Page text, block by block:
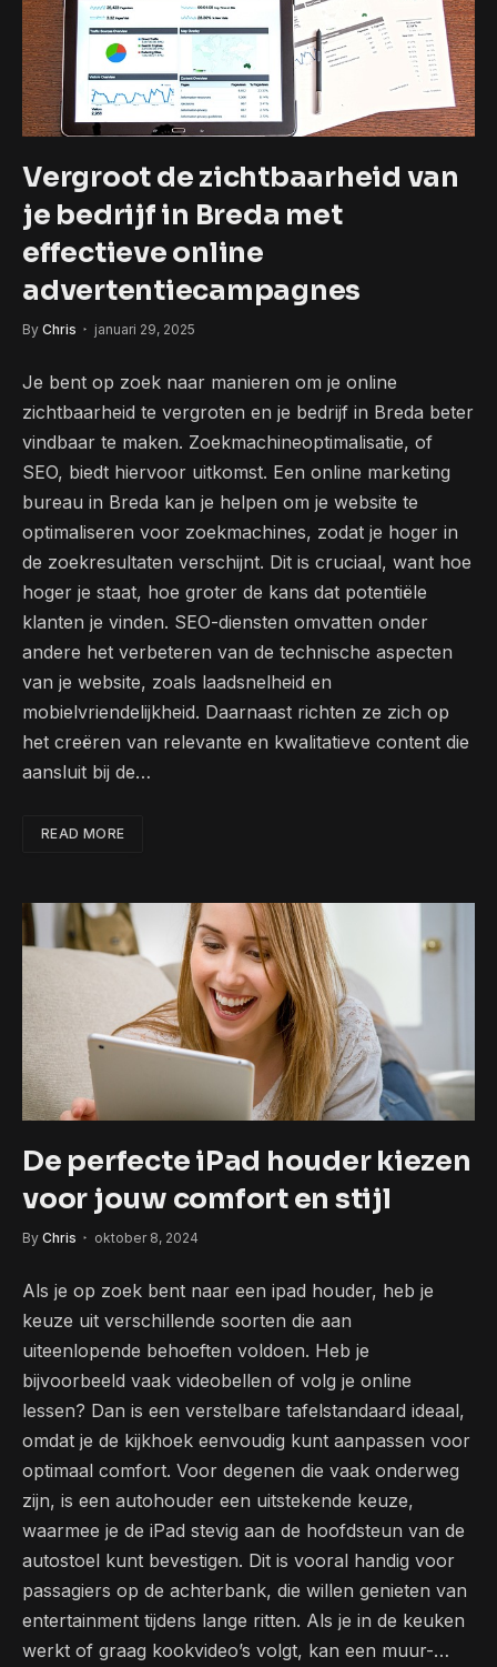
Vergroot de zichtbaarheid van
je bedrijf in Breda met
effectieve online
advertentiecampagnes
By Chris januari 29, 2025
Je bent op zoek naar manieren om je online
zichtbaarheid te vergroten en je bedrijf in Breda beter
vindbaar te maken. Zoekmachineoptimalisatie, of
SEO, biedt hiervoor uitkomst. Een online marketing
bureau in Breda kan je helpen om je website te
optimaliseren voor zoekmachines, zodat je hoger in
de zoekresultaten verschijnt. Dit is cruciaal, want hoe
hoger je staat, hoe groter de kans dat potentiële
klanten je vinden. SEO-diensten omvatten onder
andere het verbeteren van de technische aspecten
van je website, zoals laadsnelheid en
mobielvriendelijkheid. Daarnaast richten ze zich op
het creëren van relevante en kwalitatieve content die
aansluit bij de…
READ MORE
De perfecte iPad houder kiezen
voor jouw comfort en stijl
By Chris oktober 8, 2024
Als je op zoek bent naar een ipad houder, heb je
keuze uit verschillende soorten die aan
uiteenlopende behoeften voldoen. Heb je
bijvoorbeeld vaak videobellen of volg je online
lessen? Dan is een verstelbare tafelstandaard ideaal,
omdat je de kijkhoek eenvoudig kunt aanpassen voor
optimaal comfort. Voor degenen die vaak onderweg
zijn, is een autohouder een uitstekende keuze,
waarmee je de iPad stevig aan de hoofdsteun van de
autostoel kunt bevestigen. Dit is vooral handig voor
passagiers op de achterbank, die willen genieten van
entertainment tijdens lange ritten. Als je in de keuken
werkt of graag kookvideo’s volgt, kan een muur-…